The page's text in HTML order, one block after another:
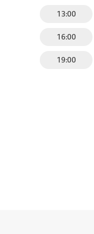
13:00
16:00
19:00